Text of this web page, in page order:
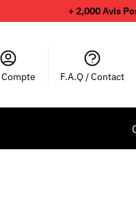
+ 2,000 Avis
F.A.Q / Contact